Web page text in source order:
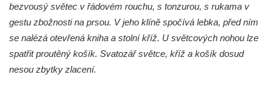
Socha svatého Josefa na nádvoří kláštera
dominikánů v Českých Budějovicích
Socha svaté Anny na nádvoří kláštera
dominikánů v Českých Budějovicích
Socha svatého Dominika na nádvoří
bezvousý světec v řádovém rouchu, s tonzurou, s rukama v
gestu zbožnosti na prsou. V jeho klíně spočívá lebka, před ním
se nalézá otevřená kniha a stolní kříž. U světcových nohou lze
spatřit proutěný košík. Svatozář světce, kříž a košík dosud
nesou zbytky zlacení.